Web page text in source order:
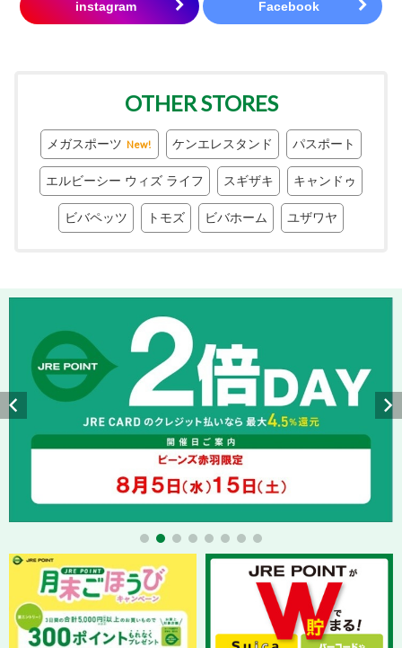
OTHER STORES
メガスポーツ New! ケンエレスタンド パスポート
エルビーシー ウィズ ライフ スギザキ キャンドゥ
ビバペッツ トモズ ビバホーム ユザワヤ